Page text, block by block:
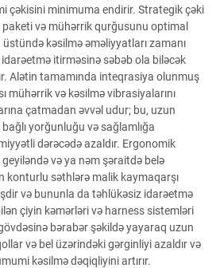
çəkisini minimuma endirir. Strategik çəki
və mühərrik qurğusunu optimal
kəsilmə əməliyyatları zamanı
itirməsinə səbəb ola biləcək
Alətin tamamında inteqrasiya olunmuş
mühərrik və kəsilmə vibrasiyalarını
çatmadan əvvəl udur; bu, uzun
yorğunluğu və sağlamlığa
dərəcədə azaldır. Ergonomik
və ya nəm şəraitdə belə
konturlu səthlərə malik kaymaqarşı
və bununla da təhlükəsiz idarəetmə
çiyin kəmərləri və harness sistemləri
bərabər şəkildə yayaraq uzun
və bel üzərindəki gərginliyi azaldır və
kəsilmə dəqiqliyini artırır.